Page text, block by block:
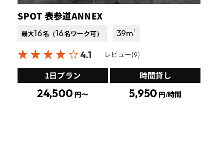
SPOT 表参道ANNEX
最大16名（16名ワーク可） 39m2
4.1 レビュー(9)
1日プラン
24,500 円〜
時間貸し
5,950 円/時間